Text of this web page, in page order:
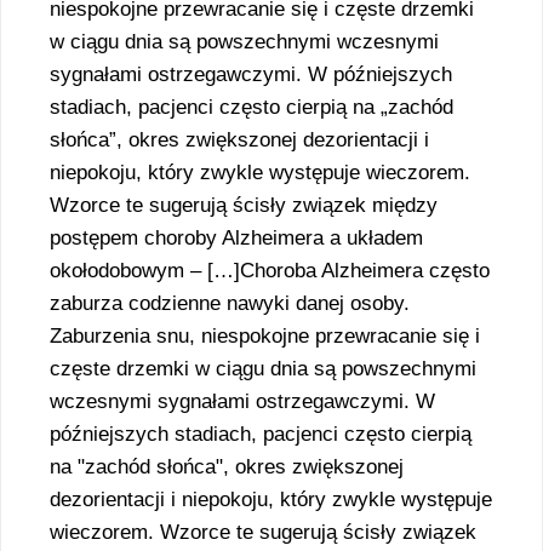
niespokojne przewracanie się i częste drzemki
w ciągu dnia są powszechnymi wczesnymi
sygnałami ostrzegawczymi. W późniejszych
stadiach, pacjenci często cierpią na „zachód
słońca”, okres zwiększonej dezorientacji i
niepokoju, który zwykle występuje wieczorem.
Wzorce te sugerują ścisły związek między
postępem choroby Alzheimera a układem
okołodobowym – […]Choroba Alzheimera często
zaburza codzienne nawyki danej osoby.
Zaburzenia snu, niespokojne przewracanie się i
częste drzemki w ciągu dnia są powszechnymi
wczesnymi sygnałami ostrzegawczymi. W
późniejszych stadiach, pacjenci często cierpią
na "zachód słońca", okres zwiększonej
dezorientacji i niepokoju, który zwykle występuje
wieczorem. Wzorce te sugerują ścisły związek